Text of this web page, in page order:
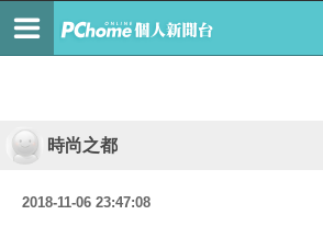
時尚之都
2018-11-06 23:47:08